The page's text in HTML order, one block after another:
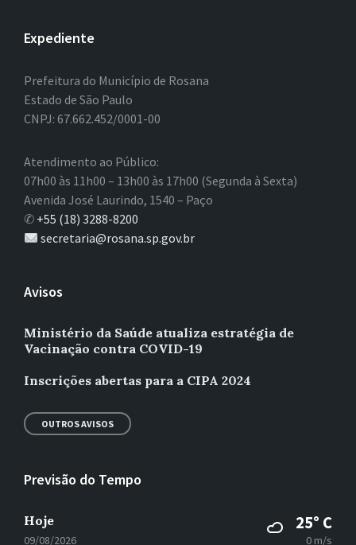
Expediente
Prefeitura do Município de Rosana
Estado de São Paulo
CNPJ: 67.662.452/0001-00
Atendimento ao Público:
07h00 às 11h00 – 13h00 às 17h00 (Segunda à Sexta)
Avenida José Laurindo, 1540 – Paço
✆ +55 (18) 3288-8200
secretaria@rosana.sp.gov.br
Avisos
Ministério da Saúde atualiza estratégia de
Vacinação contra COVID-19
Inscrições abertas para a CIPA 2024
OUTROS AVISOS
Previsão do Tempo
Hoje
09/08/2026
25° C
0 m/s